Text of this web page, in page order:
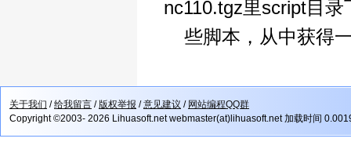
nc110.tgz里script目录
些脚本，从中获得
关于我们 /给我留言 /版权举报 /意见建议 / 网站编程QQ群
Copyright ©2003- 2026 Lihuasoft.net webmaster(at)lihuasoft.net 加载时间